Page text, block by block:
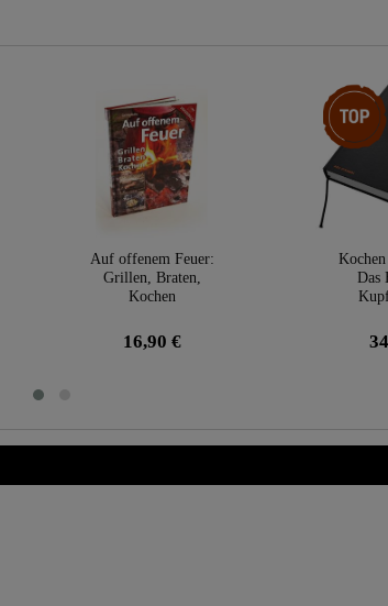
Auf offenem Feuer:
Grillen, Braten,
Kochen
16,90 €
Top-
Das